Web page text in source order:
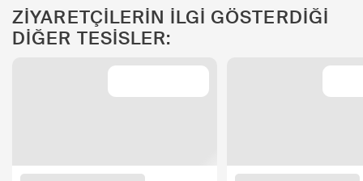
ZİYARETÇİLERİN İLGİ GÖSTERDİĞİ
DİĞER TESİSLER: